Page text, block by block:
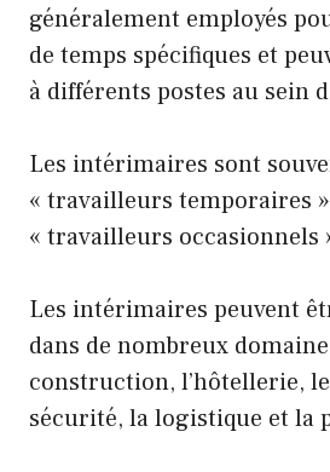
généralement employés
de temps spécifiques et
à différents postes au sein
Les intérimaires sont
« travailleurs temporaires
« travailleurs occasionnels
Les intérimaires peuvent
dans de nombreux
construction, l’hôtellerie,
sécurité, la logistique et la